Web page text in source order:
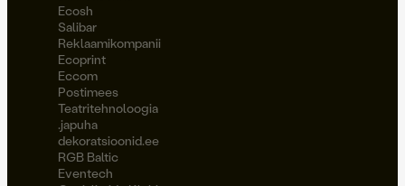
Ecosh
Salibar
Reklaamikompanii
Ecoprint
Eccom
Postimees
Teatritehnoloogia
.japuha
dekoratsioonid.ee
RGB Baltic
Eventech